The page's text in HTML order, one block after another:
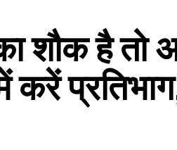
शौक है तो